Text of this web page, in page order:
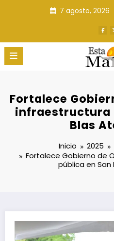
7 agosto, 2026
Fortalece
infraestructura
Blas
Inicio 2025
Fortalece Gobierno de
pública en